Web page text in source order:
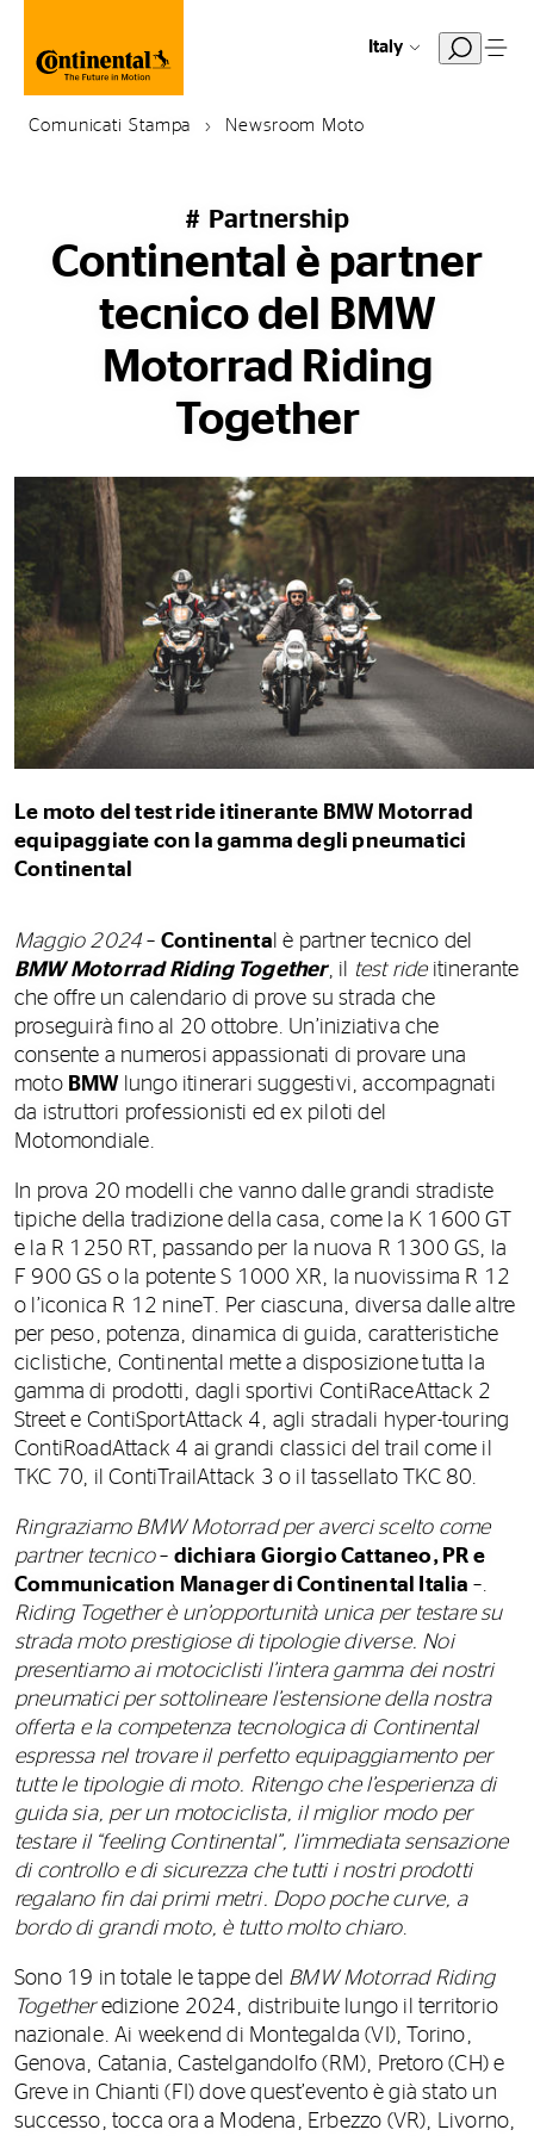
Italy
Comunicati Stampa Newsroom Moto
# Partnership
Continental è partner
tecnico del BMW
Motorrad Riding
Together
Le moto del test ride itinerante BMW Motorrad
equipaggiate con la gamma degli pneumatici
Continental
Maggio 2024 – Continenta l è partner tecnico del
BMW Motorrad Riding Together, il test rideitinerante
che offre un calendario di prove su strada che
proseguirà fino al 20 ottobre. Un’iniziativa che
consente a numerosi appassionati di provare una
moto BMW lungo itinerari suggestivi, accompagnati
da istruttori professionisti ed ex piloti del
Motomondiale.
In prova 20 modelli che vanno dalle grandi stradiste
tipiche della tradizione della casa, come la K 1600 GT
e la R 1250 RT, passando per la nuova R 1300 GS, la
F 900 GS o la potente S 1000 XR, la nuovissima R 12
o l’iconica R 12 nineT. Per ciascuna, diversa dalle altre
per peso, potenza, dinamica di guida, caratteristiche
ciclistiche, Continental mette a disposizionetutta la
gamma di prodotti, dagli sportivi ContiRaceAttack 2
Street e ContiSportAttack 4, agli stradali hyper-touring
ContiRoadAttack 4 ai grandi classici del trail come il
TKC 70, il ContiTrailAttack 3 o il tassellato TKC 80.
Ringraziamo BMW Motorrad per averci scelto come
partner tecnico– dichiara Giorgio Cattaneo, PR e
Communication Manager di Continental Italia –.
Riding Together è un’opportunità unica per testare su
strada moto prestigiose di tipologie diverse. Noi
presentiamo ai motociclisti l’intera gamma dei nostri
pneumatici per sottolineare l’estensione della nostra
offerta e la competenza tecnologica di Continental
espressa nel trovare il perfetto equipaggiamento per
tutte le tipologie di moto. Ritengo che l’esperienza di
guida sia, per un motociclista, il miglior modo per
testare il “feeling Continental”, l’immediata sensazione
di controllo e di sicurezza che tutti i nostri prodotti
regalano fin dai primi metri. Dopo poche curve, a
bordo di grandi moto, è tutto molto chiaro.
Sono 19 in totale le tappe del BMW Motorrad Riding
Togetheredizione 2024, distribuite lungo il territorio
nazionale. Ai weekend di Montegalda (VI), Torino,
Genova, Catania, Castelgandolfo (RM), Pretoro (CH) e
Greve in Chianti (FI) dove quest’evento è già stato un
successo, tocca ora a Modena, Erbezzo (VR), Livorno,